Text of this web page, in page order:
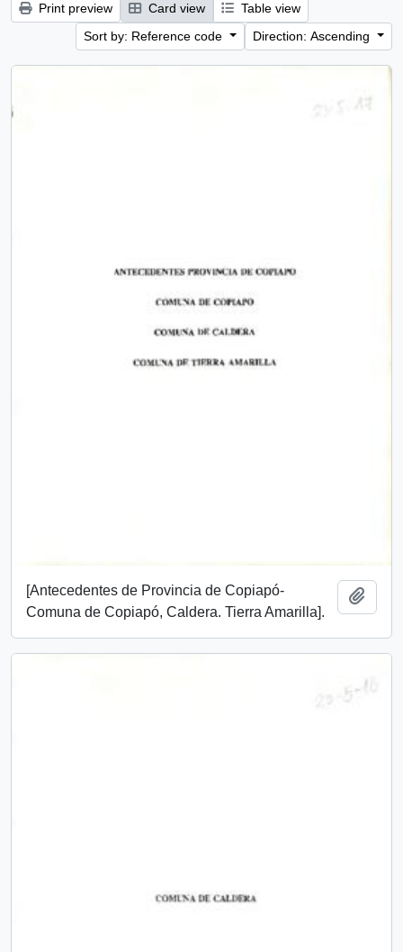
Print preview Card view
Table view
Sort by: Reference code
Direction: Ascending
[Antecedentes de Provincia de Copiapó-
Comuna de Copiapó, Caldera. Tierra Amarilla].